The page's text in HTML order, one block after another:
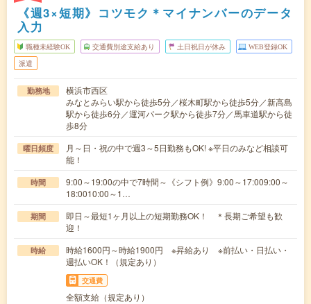
《週3×短期》コツモク＊マイナンバーのデータ
入力
職種未経験OK 交通費別途支給あり 土日祝日が休み WEB登録OK
派遣
勤務地
横浜市西区
みなとみらい駅から徒歩5分／桜木町駅から徒歩5分／新高島
駅から徒歩6分／運河パーク駅から徒歩7分／馬車道駅から徒
歩8分
曜日頻度
月～日・祝の中で週3～5日勤務もOK! ※平日のみなど相談可
能！
時間
9:00～19:00の中で7時間～《シフト例》9:00～17:009:00～
18:0010:00～1…
期間
即日～最短1ヶ月以上の短期勤務OK！ ＊長期ご希望も歓
迎！
時給
時給1600円～時給1900円 ※昇給あり ※前払い・日払い・
週払いOK！（規定あり）
交通費
全額支給（規定あり）